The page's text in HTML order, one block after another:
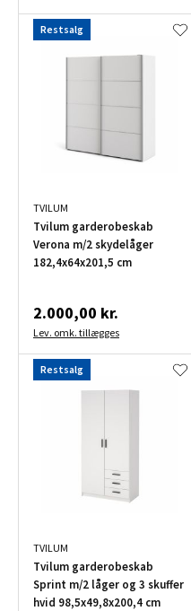
Restsalg
TVILUM
Tvilum garderobeskab
Verona m/2 skydelåger
182,4x64x201,5 cm
2.000,00 kr.
Lev. omk. tillægges
Restsalg
TVILUM
Tvilum garderobeskab
Sprint m/2 låger og 3 skuffer
hvid 98,5x49,8x200,4 cm